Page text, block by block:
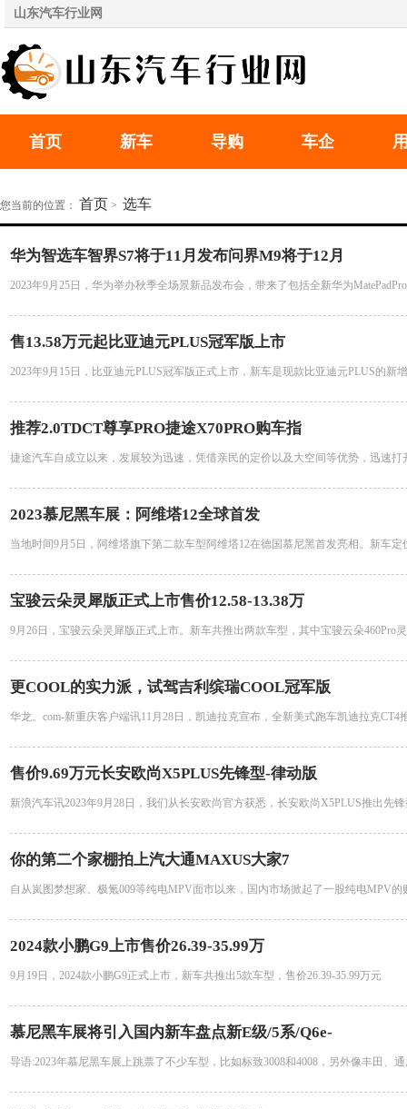
山东汽车行业网
首页 新车 导购 车企
您当前的位置： 首页 > 选车
华为智选车智界S7将于11月发布问界M9将于12月
2023年9月25日，华为举办秋季全场景新品发布会，带来了包括全新华为MatePadPro
售13.58万元起比亚迪元PLUS冠军版上市
2023年9月15日，比亚迪元PLUS冠军版正式上市，新车是现款比亚迪元PLUS的新
推荐2.0TDCT尊享PRO捷途X70PRO购车指
捷途汽车自成立以来，发展较为迅速，凭借亲民的定价以及大空间等优势，迅速打
2023慕尼黑车展：阿维塔12全球首发
当地时间9月5日，阿维塔旗下第二款车型阿维塔12在德国慕尼黑首发亮相。新车定
宝骏云朵灵犀版正式上市售价12.58-13.38万
9月26日，宝骏云朵灵犀版正式上市。新车共推出两款车型，其中宝骏云朵460Pro
更COOL的实力派，试驾吉利缤瑞COOL冠军版
华龙。com-新重庆客户端讯11月28日，凯迪拉克宣布，全新美式跑车凯迪拉克CT4
售价9.69万元长安欧尚X5PLUS先锋型-律动版
新浪汽车讯2023年9月28日，我们从长安欧尚官方获悉，长安欧尚X5PLUS推出先
你的第二个家棚拍上汽大通MAXUS大家7
自从岚图梦想家、极氪009等纯电MPV面市以来，国内市场掀起了一股纯电MPV的
2024款小鹏G9上市售价26.39-35.99万
9月19日，2024款小鹏G9正式上市，新车共推出5款车型，售价26.39-35.99万元
慕尼黑车展将引入国内新车盘点新E级/5系/Q6e-
导语:2023年慕尼黑车展上跳票了不少车型，比如标致3008和4008，另外像丰田、